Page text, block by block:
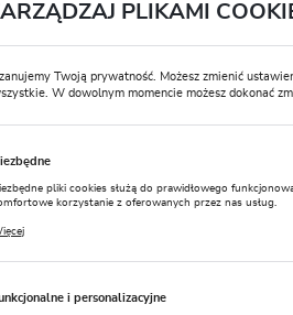
Termin kwitnienia
Głębokość sadzenia (cm)
Stanowisko
PLIKAMI
Twoją prywatność. Możesz zmienić
W dowolnym momencie możesz dokonać
pliki cookies służą do prawidłowego
korzystanie z oferowanych przez nas usług.
preferencji prywatności, logowania czy
i personalizacyjne
Polska